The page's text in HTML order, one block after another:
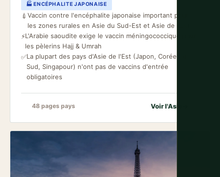
🏭 ENCÉPHALITE JAPONAISE
💉 Vaccin contre l'encéphalite japonaise important pour
les zones rurales en Asie du Sud-Est et Asie de l'Est
⚡L'Arabie saoudite exige le vaccin méningococcique pour
les pèlerins Hajj & Umrah
✅La plupart des pays d'Asie de l'Est (Japon, Corée du
Sud, Singapour) n'ont pas de vaccins d'entrée
obligatoires
48 pages pays Voir l'Asie